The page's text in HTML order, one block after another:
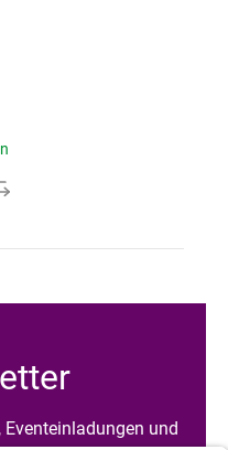
Eventeinladungen und